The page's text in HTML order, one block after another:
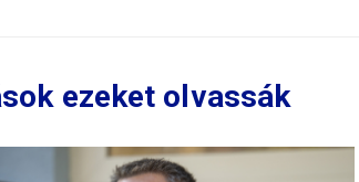
ezeket olvassák